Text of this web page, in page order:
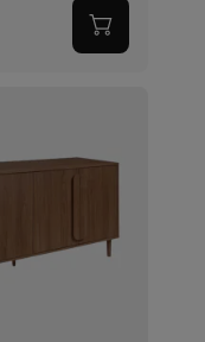
Adicionar
ao